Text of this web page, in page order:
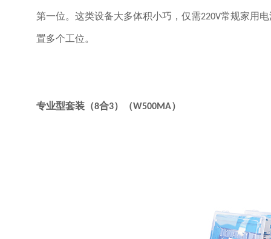
第一位。这类设备大多体积小巧，仅需220V常规家用
置多个工位。
专业型套装（8合3）（W500MA）